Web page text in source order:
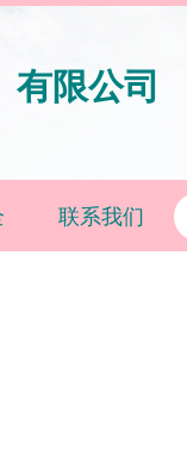
有限公司
联系我们